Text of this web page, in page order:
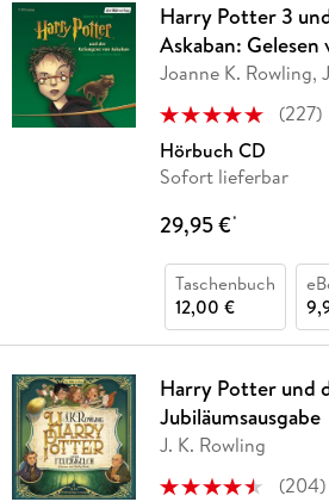
Harry Potter 3
Askaban:
Joanne K. Rowling,
(227)
Hörbuch CD
Sofort lieferbar
29,95 €*
Taschenbuch
12,00 €
Harry Potter und
Jubiläumsausgabe
J. K. Rowling
(204)